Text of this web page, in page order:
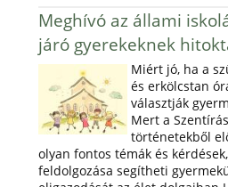
Meghívó az állami
járó gyerekeknek
Miért jó, ha a
és erkölcstan
választják
Mert a
történetekből
olyan fontos témák és
feldolgozása segítheti